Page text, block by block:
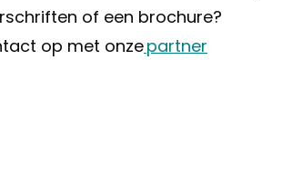
of een brochure?
op met onzepartner